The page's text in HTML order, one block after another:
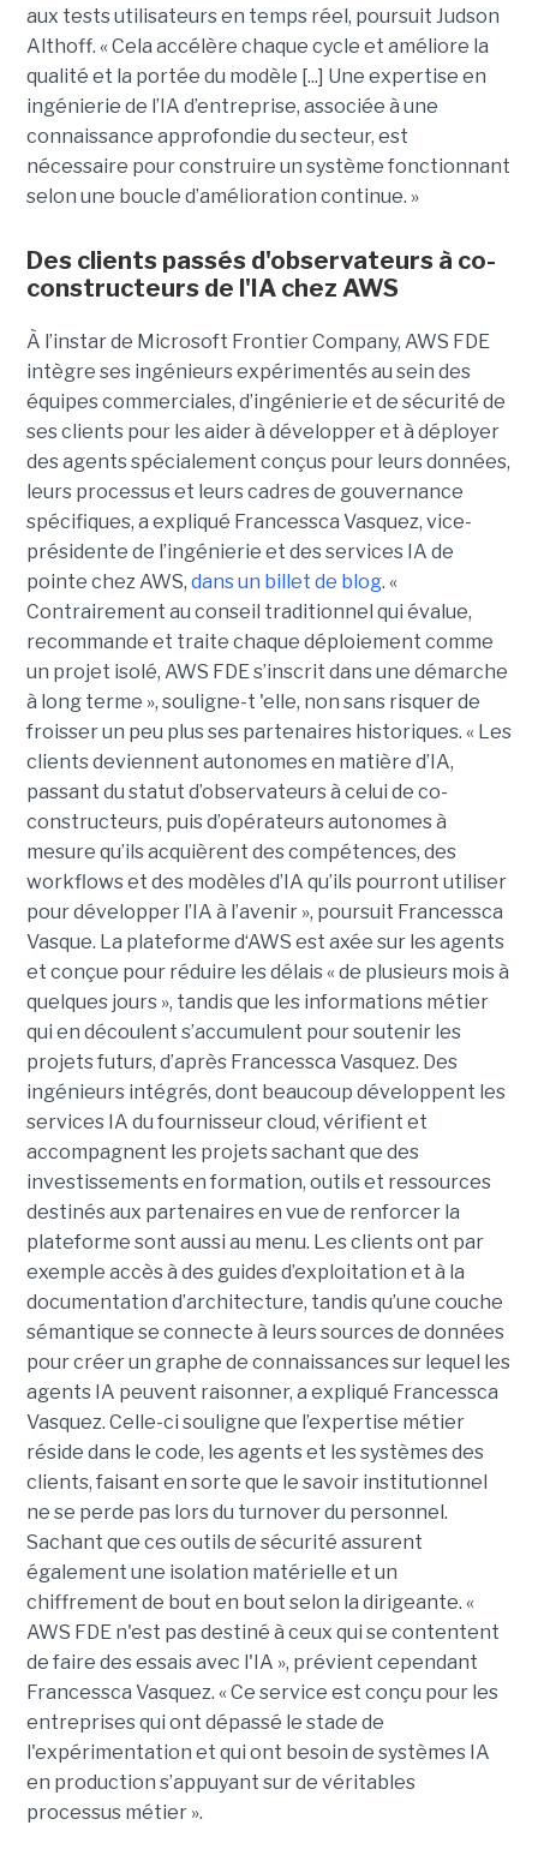
aux tests utilisateurs en temps réel, poursuit Judson
Althoff. « Cela accélère chaque cycle et améliore la
qualité et la portée du modèle [...] Une expertise en
ingénierie de l’IA d’entreprise, associée à une
connaissance approfondie du secteur, est
nécessaire pour construire un système fonctionnant
selon une boucle d’amélioration continue. »
Des clients passés d'observateurs à co-
constructeurs de l'IA chez AWS
À l’instar de Microsoft Frontier Company, AWS FDE
intègre ses ingénieurs expérimentés au sein des
équipes commerciales, d’ingénierie et de sécurité de
ses clients pour les aider à développer et à déployer
des agents spécialement conçus pour leurs données,
leurs processus et leurs cadres de gouvernance
spécifiques, a expliqué Francessca Vasquez, vice-
présidente de l’ingénierie et des services IA de
pointe chez AWS, dans un billet de blog. «
Contrairement au conseil traditionnel qui évalue,
recommande et traite chaque déploiement comme
un projet isolé, AWS FDE s’inscrit dans une démarche
à long terme », souligne-t 'elle, non sans risquer de
froisser un peu plus ses partenaires historiques. « Les
clients deviennent autonomes en matière d’IA,
passant du statut d’observateurs à celui de co-
constructeurs, puis d’opérateurs autonomes à
mesure qu’ils acquièrent des compétences, des
workflows et des modèles d’IA qu’ils pourront utiliser
pour développer l’IA à l’avenir », poursuit Francessca
Vasque. La plateforme d‘AWS est axée sur les agents
et conçue pour réduire les délais « de plusieurs mois à
quelques jours », tandis que les informations métier
qui en découlent s’accumulent pour soutenir les
projets futurs, d’après Francessca Vasquez. Des
ingénieurs intégrés, dont beaucoup développent les
services IA du fournisseur cloud, vérifient et
accompagnent les projets sachant que des
investissements en formation, outils et ressources
destinés aux partenaires en vue de renforcer la
plateforme sont aussi au menu. Les clients ont par
exemple accès à des guides d’exploitation et à la
documentation d’architecture, tandis qu’une couche
sémantique se connecte à leurs sources de données
pour créer un graphe de connaissances sur lequel les
agents IA peuvent raisonner, a expliqué Francessca
Vasquez. Celle-ci souligne que l’expertise métier
réside dans le code, les agents et les systèmes des
clients, faisant en sorte que le savoir institutionnel
ne se perde pas lors du turnover du personnel.
Sachant que ces outils de sécurité assurent
également une isolation matérielle et un
chiffrement de bout en bout selon la dirigeante. «
AWS FDE n'est pas destiné à ceux qui se contentent
de faire des essais avec l'IA », prévient cependant
Francessca Vasquez. « Ce service est conçu pour les
entreprises qui ont dépassé le stade de
l'expérimentation et qui ont besoin de systèmes IA
en production s’appuyant sur de véritables
processus métier ».